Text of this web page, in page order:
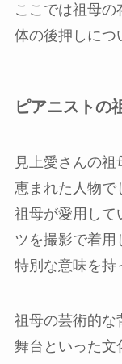
ここでは祖母
体の後押しにつ
ピアニストの
見上愛さんの
恵まれた人物で
祖母が愛用して
ツを撮影で着用
特別な意味を持
祖母の芸術的な
舞台といった文